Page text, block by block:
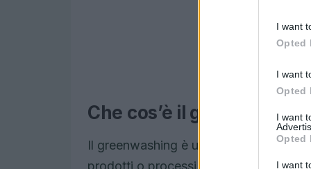
I want
Opted
I want
Opted
I want
Opted
I want
Che cos’è il
Il greenwashing è una pratica che si